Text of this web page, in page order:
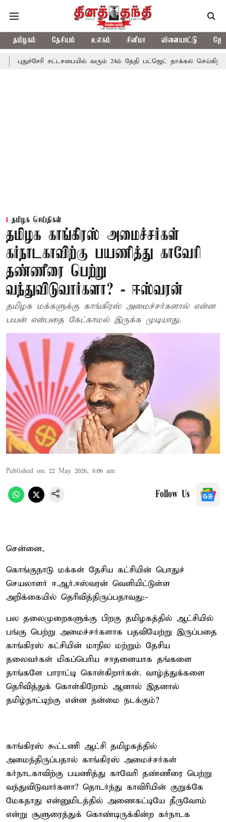
தமிழகம் தேசியம் உலகம் சினிமா விளையாட்டு
சட்டசபையில் வரும் 24ம் தேதி பட்ஜெட் தாக்கல் செய்கிறார்
தமிழக செய்திகள்
தமிழக காங்கிரஸ் அமைச்சர்கள்
கர்நாடகாவிற்கு பயணித்து காவேரி
தண்ணீரை பெற்று
வந்துவிடுவார்களா? - ஈஸ்வரன்
தமிழக மக்களுக்கு காங்கிரஸ் அமைச்சர்களால் என்ன
பயன் என்பதை கேட்காமல் இருக்க முடியாது.
Published on: 22 May 2026, 8:06 am
Follow Us
சென்னை,
கொங்குநாடு மக்கள் தேசிய கட்சியின் பொதுச்
செயலாளர் ஈ.ஆர்.ஈஸ்வரன் வெளியிட்டுள்ள
அறிக்கையில் தெரிவித்திருப்பதாவது:-
பல தலைமுறைகளுக்கு பிறகு தமிழகத்தில் ஆட்சியில்
பங்கு பெற்று அமைச்சர்களாக பதவியேற்று இருப்பதை
காங்கிரஸ் கட்சியின் மாநில மற்றும் தேசிய
தலைவர்கள் மிகப்பெரிய சாதனையாக தங்களை
தாங்களே பாராட்டி கொள்கிறார்கள். வாழ்த்துக்களை
தெரிவித்துக் கொள்கிறோம் ஆனால் இதனால்
தமிழ்நாட்டிற்கு என்ன நன்மை நடக்கும்?
காங்கிரஸ் கூட்டணி ஆட்சி தமிழகத்தில்
அமைந்திருப்பதால் காங்கிரஸ் அமைச்சர்கள்
கர்நாடகாவிற்கு பயணித்து காவேரி தண்ணீரை பெற்று
வந்துவிடுவார்களா? தொடர்ந்து காவிரியின் குறுக்கே
மேகதாது என்னுமிடத்தில் அணைகட்டியே தீருவோம்
என்று சூளுரைத்துக் கொண்டிருக்கின்ற கர்நாடக